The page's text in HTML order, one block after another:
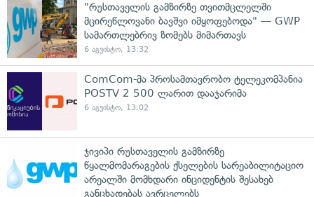
"რუსთაველის გამზირზე თვითმცლელში
მცირეწლოვანი ბავშვი იმყოფებოდა" — GWP
სამართლებრივ ზომებს მიმართავს
6 აგვისტო, 13:32
ComCom-მა პროსამთავრობო ტელეკომპანია
POSTV 2 500 ლარით დააჯარიმა
6 აგვისტო, 13:02
ჯივიპი რუსთაველის გამზირზე
წყალმომარაგების ქსელების სარეაბილიტაციო
არეალში მომხდარი ინციდენტის შესახებ
განცხადებას ავრცელებს